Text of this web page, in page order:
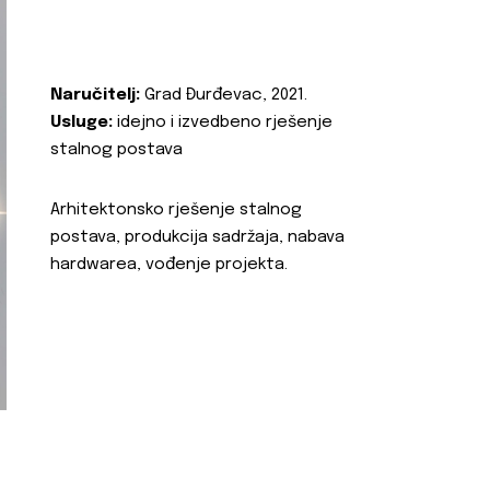
Naručitelj: Grad Đurđevac, 2021.
Usluge: idejno i izvedbeno rješenje
stalnog postava
Arhitektonsko rješenje stalnog
postava, produkcija sadržaja, nabava
hardwarea, vođenje projekta.